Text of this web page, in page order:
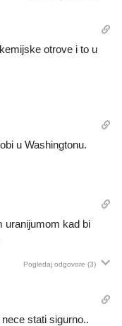
otrove i to u
u Washingtonu.
uranijumom kad bi
Pogledaj odgovore (3)
stati sigurno..